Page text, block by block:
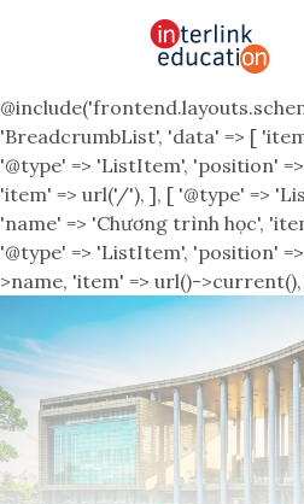
'BreadcrumbList', 'data' => [
'@type' => 'ListItem', 'position'
'item' => url('/'), ], [ '@type' =>
'name' => 'Chương trình học',
'@type' => 'ListItem', 'position'
>name, 'item' => url()-